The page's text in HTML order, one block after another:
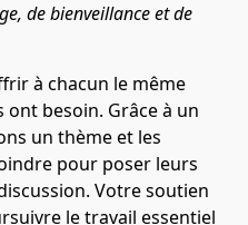
de bienveillance et de
à chacun le même
ont besoin. Grâce à un
un thème et les
pour poser leurs
Votre soutien
le travail essentiel